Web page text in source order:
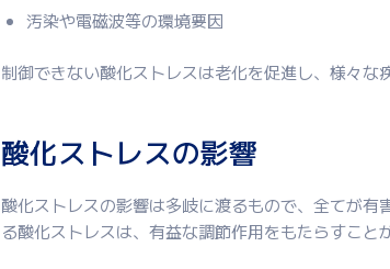
汚染や電磁波等の環境要因
制御できない酸化ストレスは老化を促進し、様々な
酸化ストレスの影響
酸化ストレスの影響は多岐に渡るもので、全てが
る酸化ストレスは、有益な調節作用をもたらすこと